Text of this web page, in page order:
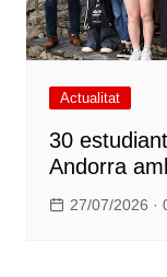
Actualitat
30
Andorra
27/07/2026 ·